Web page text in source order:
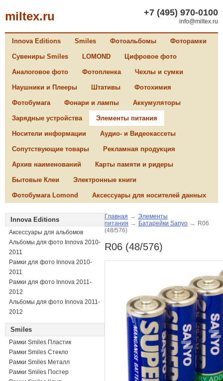
miltex.ru +7 (495) 970-0100
info@miltex.ru
Innova Editions Smiles Фотоальбомы Фоторамки
Сувениры Smiles LOMOND Цифровое фото
Аналоговое фото Фотопленка Чехлы и сумки
Наушники и Плееры Штативы Фотохимия
Фотобумага Фонари и лампы Аккумуляторы
Зарядные устройства Элементы питания
Носители информации Аудио- и Видеокассеты
Сопутствующие товары Рекламная продукция
Архив наименований Карты памяти и ридеры
Бытовые Клеи Электронные книги
Фотобумага Lomond Аксессуары для носителей данных
Innova Editions
Аксессуары для альбомов
Альбомы для фото Innova 2010-
2011
Рамки для фото Innova 2010-
2011
Рамки для фото Innova 2011-
2012
Альбомы для фото Innova 2011-
2012
Smiles
Рамки Smiles Пластик
Рамки Smiles Стекло
Рамки Smiles Металл
Рамки Smiles Постер
Главная → Элементы
питания → Батарейки Sanyo → R06
(48/576)
R06 (48/576)